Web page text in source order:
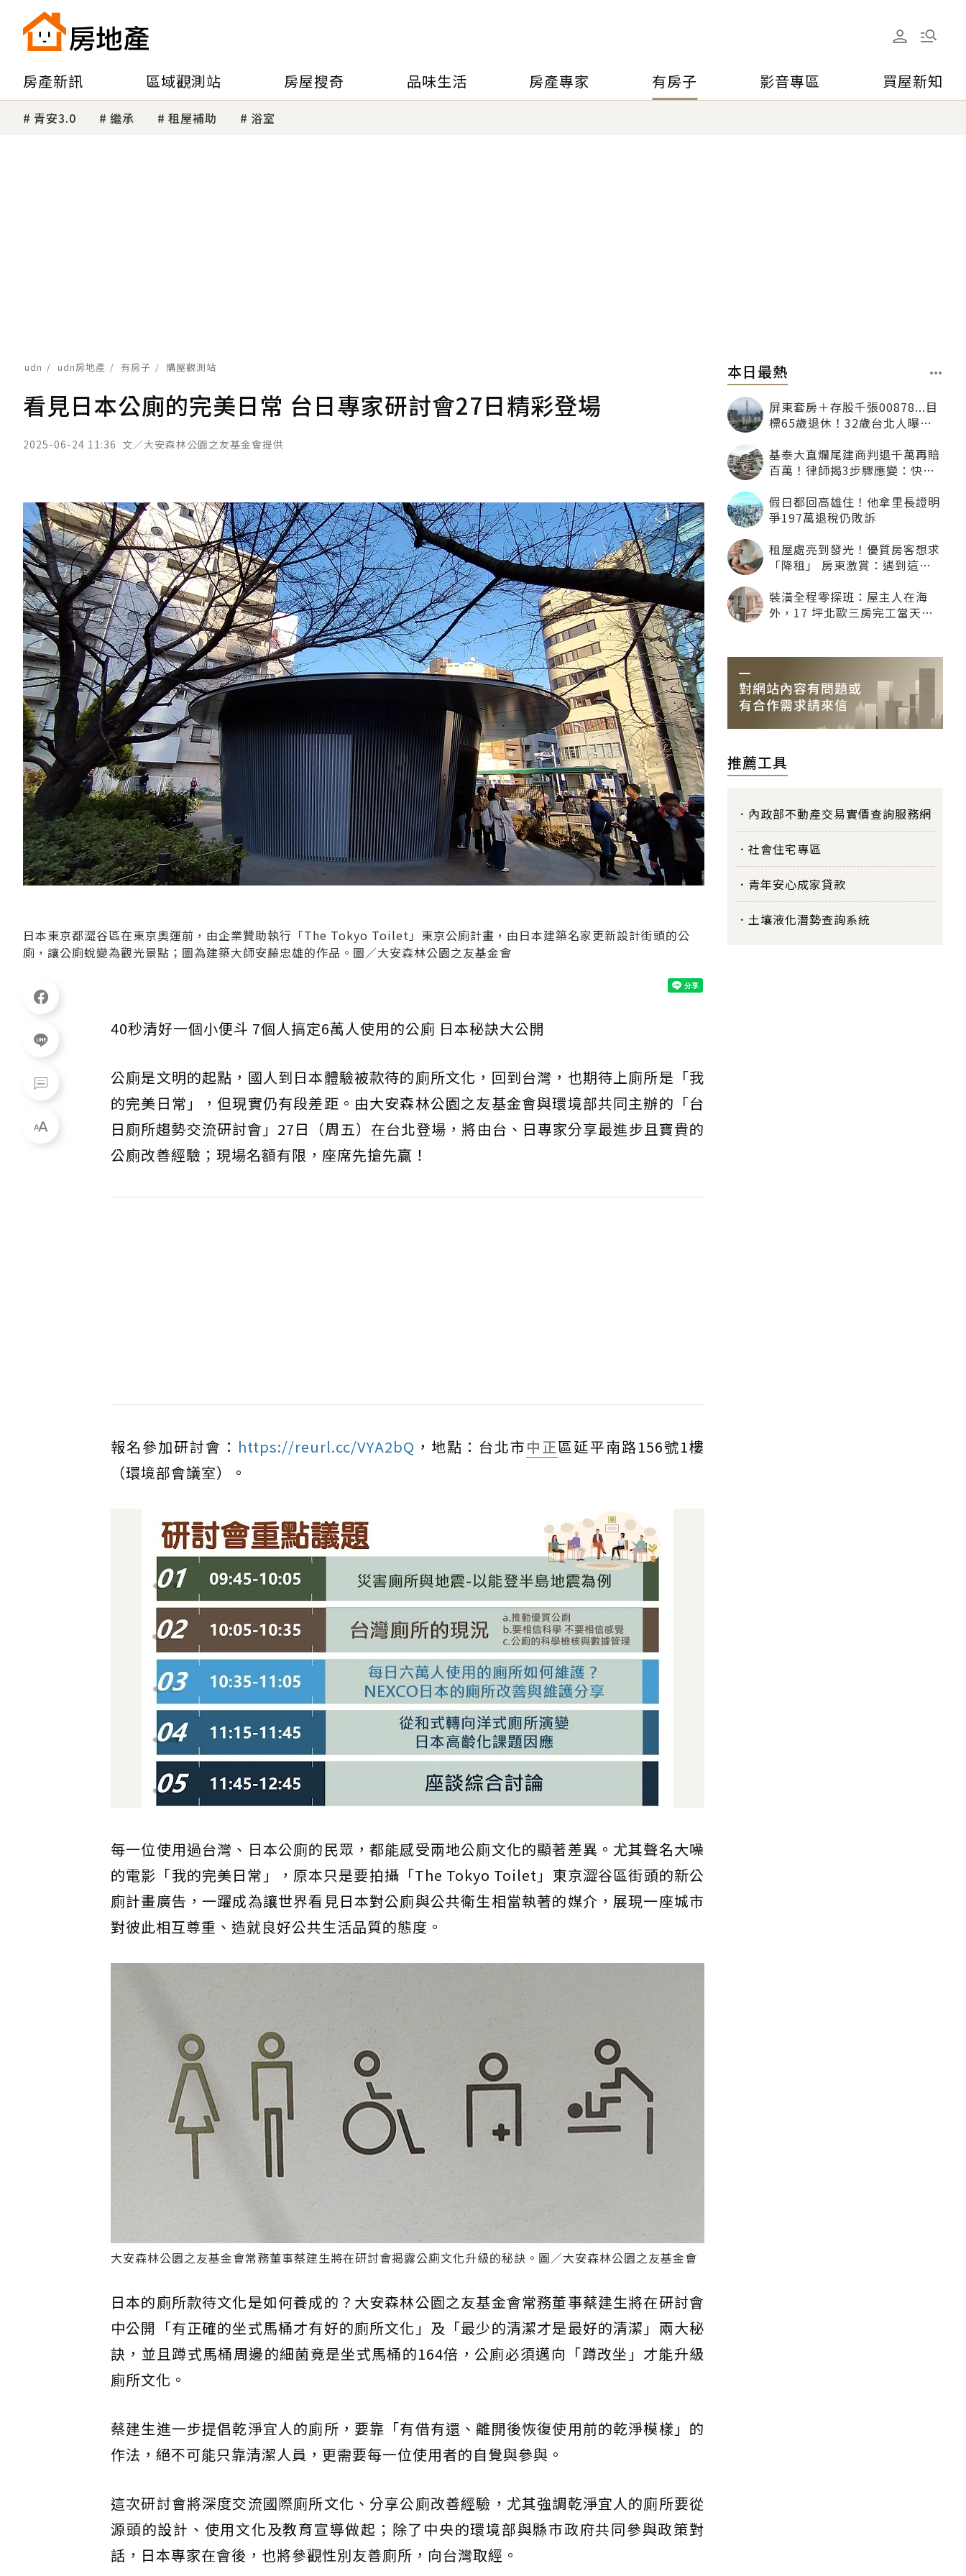
房產新訊 區域觀測站 房屋搜奇 品味生活 房產專家 有房子 影音專區 買屋新知
青安3.0 繼承 租屋補助 浴室
udn udn房地產 有房子 購屋觀測站
看見日本公廁的完美日常 台日專家研討會27日精彩登場
2025-06-24 11:36 文／大安森林公園之友基金會提供
日本東京都澀谷區在東京奧運前，由企業贊助執行「The Tokyo Toilet」東京公廁計畫，由日本建築名家更新設計街頭的公
廁，讓公廁蛻變為觀光景點；圖為建築大師安藤忠雄的作品。圖／大安森林公園之友基金會
40秒清好一個小便斗 7個人搞定6萬人使用的公廁 日本秘訣大公開
公廁是文明的起點，國人到日本體驗被款待的廁所文化，回到台灣，也期待上廁所是「我
的完美日常」，但現實仍有段差距。由大安森林公園之友基金會與環境部共同主辦的「台
日廁所趨勢交流研討會」27日（周五）在台北登場，將由台、日專家分享最進步且寶貴的
公廁改善經驗；現場名額有限，座席先搶先贏！
報名參加研討會： https://reurl.cc/VYA2bQ ，地點：台北市中正區延平南路156號1樓
（環境部會議室）。
每一位使用過台灣、日本公廁的民眾，都能感受兩地公廁文化的顯著差異。尤其聲名大噪
的電影「我的完美日常」，原本只是要拍攝「The Tokyo Toilet」東京澀谷區街頭的新公
廁計畫廣告，一躍成為讓世界看見日本對公廁與公共衛生相當執著的媒介，展現一座城市
對彼此相互尊重、造就良好公共生活品質的態度。
大安森林公園之友基金會常務董事蔡建生將在研討會揭露公廁文化升級的秘訣。圖／大安森林公園之友基金會
日本的廁所款待文化是如何養成的？大安森林公園之友基金會常務董事蔡建生將在研討會
中公開「有正確的坐式馬桶才有好的廁所文化」及「最少的清潔才是最好的清潔」兩大秘
訣，並且蹲式馬桶周邊的細菌竟是坐式馬桶的164倍，公廁必須邁向「蹲改坐」才能升級
廁所文化。
蔡建生進一步提倡乾淨宜人的廁所，要靠「有借有還、離開後恢復使用前的乾淨模樣」的
作法，絕不可能只靠清潔人員，更需要每一位使用者的自覺與參與。
這次研討會將深度交流國際廁所文化、分享公廁改善經驗，尤其強調乾淨宜人的廁所要從
源頭的設計、使用文化及教育宣導做起；除了中央的環境部與縣市政府共同參與政策對
話，日本專家在會後，也將參觀性別友善廁所，向台灣取經。
本日最熱
屏東套房＋存股千張00878...目
標65歲退休！32歲台北人曝：
基泰大直爛尾建商判退千萬再賠
百萬！律師揭3步驟應變：快通
假日都回高雄住！他拿里長證明
爭197萬退稅仍敗訴
租屋處亮到發光！優質房客想求
「降租」 房東激賞：遇到這種
裝潢全程零探班：屋主人在海
外，17 坪北歐三房完工當天才
推薦工具
內政部不動產交易實價查詢服務網
社會住宅專區
青年安心成家貸款
土壤液化潛勢查詢系統